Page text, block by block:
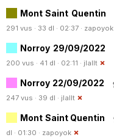
Mont Saint Quentin
291 vus · 33 dl · 02:37 · zapoyok
Norroy 29/09/2022
200 vus · 41 dl · 02:11 · jlallt
Norroy 22/09/2022
247 vus · 39 dl · jlallt
Mont Saint Quentin
dl · 01:30 · zapoyok